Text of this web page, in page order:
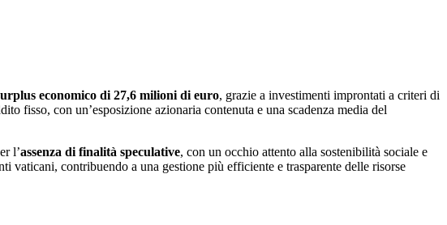
economico di 27,6 milioni di euro, grazie a investimenti improntati a criteri di
fisso, con un’esposizione azionaria contenuta e una scadenza media del
l’assenza di finalità speculative, con un occhio attento alla sostenibilità sociale e
contribuendo a una gestione più efficiente e trasparente delle risorse